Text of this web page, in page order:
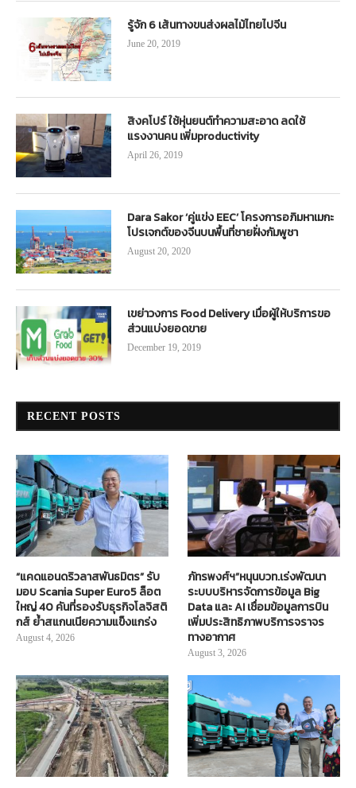
รู้จัก 6 เส้นทางขนส่งผลไม้ไทยไปจีน
June 20, 2019
สิงคโปร์ ใช้หุ่นยนต์ทำความสะอาด ลดใช้
แรงงานคน เพิ่มproductivity
April 26, 2019
Dara Sakor ‘คู่แข่ง EEC’ โครงการอภิมหาเมกะ
โปรเจกต์ของจีนบนพื้นที่ชายฝั่งกัมพูชา
August 20, 2020
เขย่าวงการ Food Delivery เมื่อผู้ให้บริการขอ
ส่วนแบ่งยอดขาย
December 19, 2019
RECENT POSTS
“แคดแอนดริวลาสพันธมิตร” รับ
มอบ Scania Super Euro5 ล็อต
ใหญ่ 40 คันที่รองรับธุรกิจโลจิสติ
กส์ ย้ำสแกนเนียความแข็งแกร่ง
August 4, 2026
ภัทรพงศ์ฯ”หนุนบวท.เร่งพัฒนา
ระบบบริหารจัดการข้อมูล Big
Data และ AI เชื่อมข้อมูลการบิน
เพิ่มประสิทธิภาพบริการจราจร
ทางอากาศ
August 3, 2026